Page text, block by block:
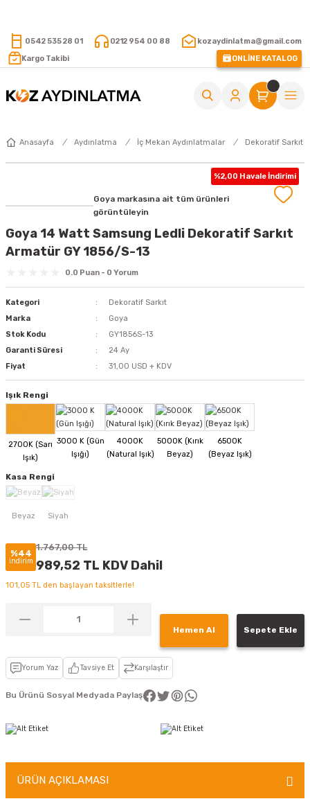
0542 535 28 01 0212 954 00 88
kozaydinlatma@gmail.com
Kargo Takibi
ONLİNE KATALOG
Anasayfa Aydınlatma İç Mekan Aydınlatmalar Dekoratif Sarkıt
%2,00 Havale İndirimi
Goya markasına ait tüm ürünleri
görüntüleyin
Goya 14 Watt Samsung Ledli Dekoratif Sarkıt
Armatür GY 1856/S-13
0.0 Puan - 0 Yorum
Kategori
Dekoratif Sarkıt
Marka
Goya
Stok Kodu
GY1856S-13
Garanti Süresi
24 Ay
Fiyat
31,00 USD + KDV
Işık Rengi
Kasa Rengi
%44
indirim
1.767,00 TL
989,52 TL KDV Dahil
101,05 TL den başlayan taksitlerle!
Hemen Al Sepete Ekle
Yorum Yaz Tavsiye Et Karşılaştır
Bu Ürünü Sosyal Medyada Paylaş
ÜRÜN AÇIKLAMASI